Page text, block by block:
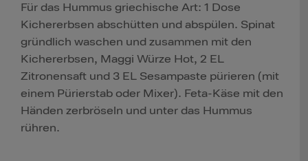
Für das Hummus griechische Art: 1 Dose
Kichererbsen abschütten und abspülen. Spinat
gründlich waschen und zusammen mit den
Kichererbsen, Maggi Würze Hot, 2 EL
Zitronensaft und 3 EL Sesampaste pürieren (mit
einem Pürierstab oder Mixer). Feta-Käse mit den
Händen zerbröseln und unter das Hummus
rühren.